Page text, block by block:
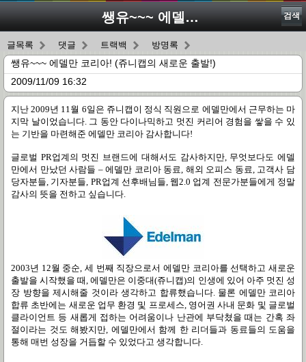
쌩유~~~ 에델만 코리아! (쥬니캡의 새로운 출발!) 검색
글목록 댓글 트랙백 방명록
쌩유~~~ 에델만 코리아! (쥬니캡의 새로운 출발!)
2009/11/09 16:32
지난2009년 11월 6일은 쥬니캡이 정식 직원으로 에델만에서 근무하는 마
지막 날이었습니다. 그 동안 다이나믹하고 멋진 커리어 경험을 쌓을 수 있
는 기반을 마련해준 에델만 코리아 감사합니다!
글로벌 PR업계의 멋진 브랜드에 대해서도 감사하지만, 무엇보다도 에델
만에서 만났던 사람들 –에델만 코리아 동료, 해외 오피스 동료, 고객사 담
당자분들, 기자분들, PR업계 선후배님들, 웹2.0 업계 전문가분들에게 정말
감사의 뜻을 전하고 싶습니다.
2003년 12월 중순,세 번째 직장으로서 에델만 코리아를 선택하고 새로운
출발을 시작했을 때,에델만은 이중대(쥬니캡)의 인생에 있어 아주 멋진 성
장 방향을 제시해줄 것이라 생각하고 합류했습니다. 물론 에델만 코리아
합류 초반에는 새로운 업무 환경 및 프로세스, 영어권 사내 문화 및 글로벌
클라이언트 등 새롭게 접하는 어려움이나 난관에 부닥쳤을 때는 간혹 좌
절이라는 것도 해봤지만, 에델만에서 함께 한 리더들과 동료들의 도움을
통해 매번 성장을 거듭할 수 있었다고 생각합니다.